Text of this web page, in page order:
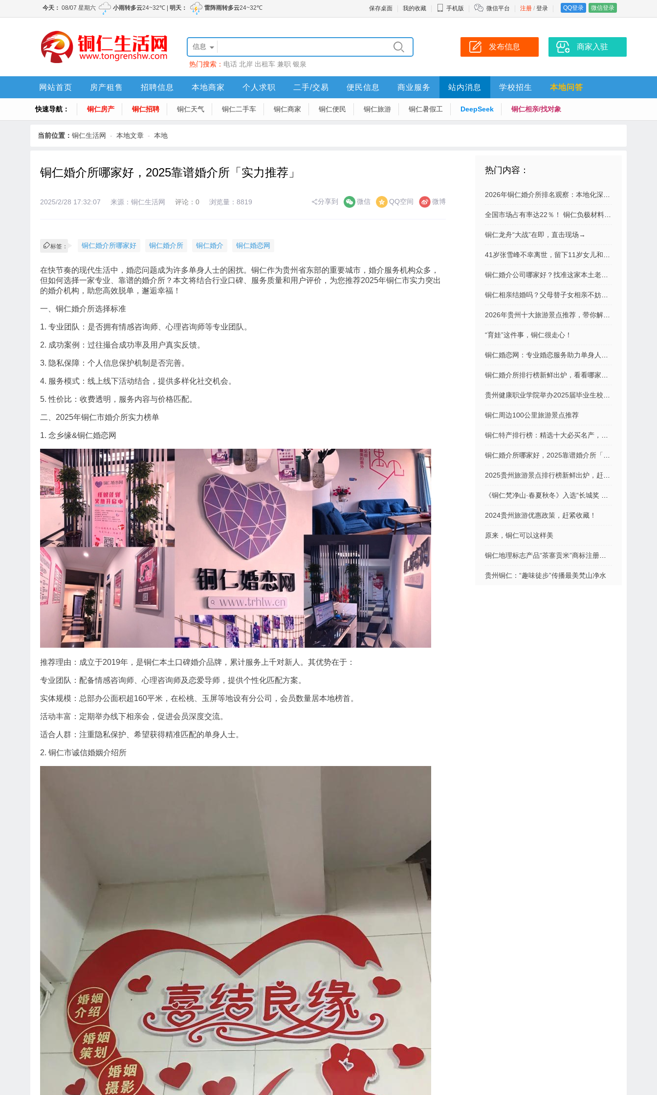
注册 / 登录 QQ登录 微信登录
保存桌面 我的收藏 手机版 微信平台
信息
热门搜索： 电话 北岸 出租车 兼职 银泉
发布信息 商家入驻
网站首页 房产租售 招聘信息 本地商家 个人求职 二手/交易 便民信息 商业服务 站内消息 学校招生 本地问答
快速导航： 铜仁房产 铜仁招聘 铜仁天气 铜仁二手车 铜仁商家 铜仁便民 铜仁旅游 铜仁暑假工 DeepSeek 铜仁相亲/找对象
当前位置： 铜仁生活网 - 本地文章 - 本地
铜仁婚介所哪家好，2025靠谱婚介所「实力推荐」
2025/2/28 17:32:07 来源：铜仁生活网 评论：0 浏览量：8819 分享到 微信 QQ空间 微博
标签： 铜仁婚介所哪家好 铜仁婚介所 铜仁婚介 铜仁婚恋网
在快节奏的现代生活中，婚恋问题成为许多单身人士的困扰。铜仁作为贵州省东部的重要城市，婚介服务机构众多，
但如何选择一家专业、靠谱的婚介所？本文将结合行业口碑、服务质量和用户评价，为您推荐2025年铜仁市实力突出
的婚介机构，助您高效脱单，邂逅幸福！
一、铜仁婚介所选择标准
1. 专业团队：是否拥有情感咨询师、心理咨询师等专业团队。
2. 成功案例：过往撮合成功率及用户真实反馈。
3. 隐私保障：个人信息保护机制是否完善。
4. 服务模式：线上线下活动结合，提供多样化社交机会。
5. 性价比：收费透明，服务内容与价格匹配。
二、2025年铜仁市婚介所实力榜单
1. 念乡缘&铜仁婚恋网
推荐理由：成立于2019年，是铜仁本土口碑婚介品牌，累计服务上千对新人。其优势在于：
专业团队：配备情感咨询师、心理咨询师及恋爱导师，提供个性化匹配方案。
实体规模：总部办公面积超160平米，在松桃、玉屏等地设有分公司，会员数量居本地榜首。
活动丰富：定期举办线下相亲会，促进会员深度交流。
适合人群：注重隐私保护、希望获得精准匹配的单身人士。
2. 铜仁市诚信婚姻介绍所
热门内容：
铜仁龙舟“大战”在即，直击现场→
“育娃”这件事，铜仁很走心！
铜仁周边100公里旅游景点推荐
2024贵州旅游优惠政策，赶紧收藏！
原来，铜仁可以这样美
贵州铜仁：“趣味徒步”传播最美梵山净水